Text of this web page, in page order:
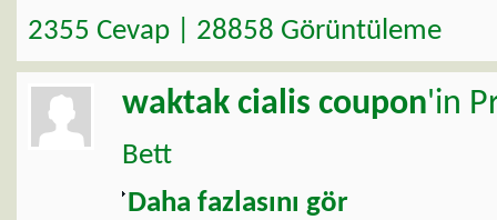
2355 Cevap | 28858 Görüntüleme
waktak cialis coupon'in
Bett
Daha fazlasını gör